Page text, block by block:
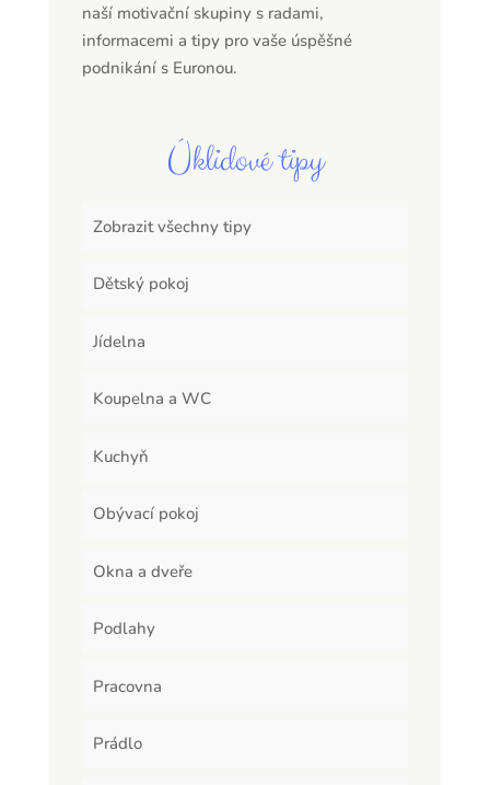
naší motivační skupiny s radami,
informacemi a tipy pro vaše úspěšné
podnikání s Euronou.
Úklidové tipy
Zobrazit všechny tipy
Dětský pokoj
Jídelna
Koupelna a WC
Kuchyň
Obývací pokoj
Okna a dveře
Podlahy
Pracovna
Prádlo